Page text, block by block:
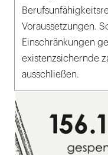
Voraussetzungen.
Einschränkungen
existenzsichernde
ausschließen.